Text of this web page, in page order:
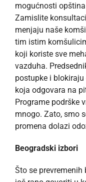
mogućnosti
Zamislite
menjaju naše
tim istim
koji koriste sve
vazduha.
postupke i
koja odgovara na
Programe podrške
mnogo. Zato, smo
promena dolazi
Beogradski izbori
Što se